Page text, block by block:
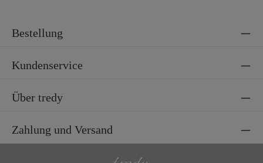
Bestellung
Kundenservice
Über tredy
Zahlung und Versand